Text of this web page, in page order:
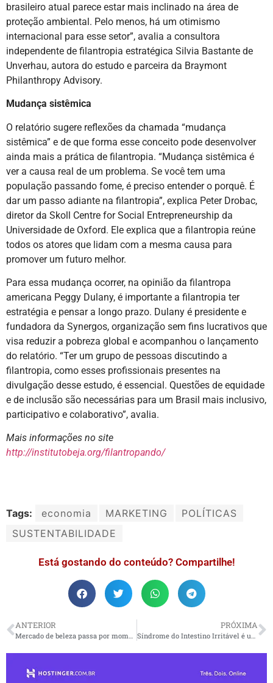
brasileiro atual parece estar mais inclinado na área de
proteção ambiental. Pelo menos, há um otimismo
internacional para esse setor”, avalia a consultora
independente de filantropia estratégica Silvia Bastante de
Unverhau, autora do estudo e parceira da Braymont
Philanthropy Advisory.
Mudança sistêmica
O relatório sugere reflexões da chamada “mudança
sistêmica” e de que forma esse conceito pode desenvolver
ainda mais a prática de filantropia. “Mudança sistêmica é
ver a causa real de um problema. Se você tem uma
população passando fome, é preciso entender o porquê. É
dar um passo adiante na filantropia”, explica Peter Drobac,
diretor da Skoll Centre for Social Entrepreneurship da
Universidade de Oxford. Ele explica que a filantropia reúne
todos os atores que lidam com a mesma causa para
promover um futuro melhor.
Para essa mudança ocorrer, na opinião da filantropa
americana Peggy Dulany, é importante a filantropia ter
estratégia e pensar a longo prazo. Dulany é presidente e
fundadora da Synergos, organização sem fins lucrativos que
visa reduzir a pobreza global e acompanhou o lançamento
do relatório. “Ter um grupo de pessoas discutindo a
filantropia, como esses profissionais presentes na
divulgação desse estudo, é essencial. Questões de equidade
e de inclusão são necessárias para um Brasil mais inclusivo,
participativo e colaborativo”, avalia.
Mais informações no site
http://institutobeja.org/filantropando/
Tags: economia MARKETING
POLÍTICAS
SUSTENTABILIDADE
Está gostando do conteúdo? Compartilhe!
ANTERIOR
Mercado de beleza passa por momento inédito de busca por profissionalização
PRÓXIMA
Síndrome do Intestino Irritável é um distúrbio crônico que atinge o intestino